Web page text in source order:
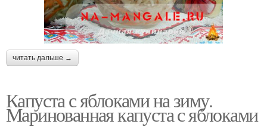
читать дальше →
Капуста с яблоками на зиму.
Маринованная капуста с яблоками